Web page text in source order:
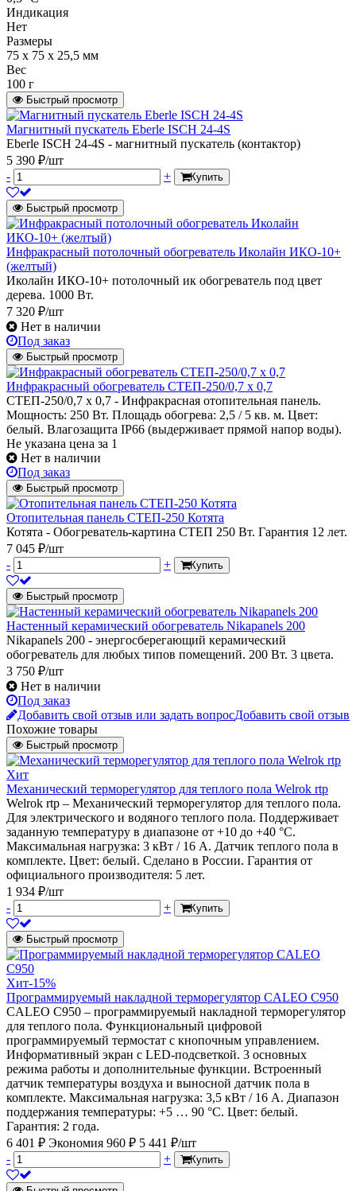
Индикация
Нет
Размеры
75 х 75 х 25,5 мм
Вес
100 г
Быстрый просмотр
Магнитный пускатель Eberle ISCH 24-4S
Eberle ISCH 24-4S - магнитный пускатель (контактор)
5 390 ₽/шт
-
+ Купить
Быстрый просмотр
Инфракрасный потолочный обогреватель Иколайн ИКО-10+
(желтый)
Иколайн ИКО-10+ потолочный ик обогреватель под цвет
дерева. 1000 Вт.
7 320 ₽/шт
Нет в наличии
Под заказ
Быстрый просмотр
Инфракрасный обогреватель СТЕП-250/0,7 x 0,7
СТЕП-250/0,7 x 0,7 - Инфракрасная отопительная панель.
Мощность: 250 Вт. Площадь обогрева: 2,5 / 5 кв. м. Цвет:
белый. Влагозащита IP66 (выдерживает прямой напор воды).
Не указана цена за 1
Нет в наличии
Под заказ
Быстрый просмотр
Отопительная панель СТЕП-250 Котята
Котята - Обогреватель-картина СТЕП 250 Вт. Гарантия 12 лет.
7 045 ₽/шт
-
+ Купить
Быстрый просмотр
Настенный керамический обогреватель Nikapanels 200
Nikapanels 200 - энергосберегающий керамический
обогреватель для любых типов помещений. 200 Вт. 3 цвета.
3 750 ₽/шт
Нет в наличии
Под заказ
Добавить свой отзыв или задать вопросДобавить свой отзыв
Похожие товары
Быстрый просмотр
Хит
Механический терморегулятор для теплого пола Welrok rtp
Welrok rtp – Механический терморегулятор для теплого пола.
Для электрического и водяного теплого пола. Поддерживает
заданную температуру в диапазоне от +10 до +40 °С.
Максимальная нагрузка: 3 кВт / 16 А. Датчик теплого пола в
комплекте. Цвет: белый. Сделано в России. Гарантия от
официального производителя: 5 лет.
1 934 ₽/шт
-
+ Купить
Быстрый просмотр
Хит-15%
Программируемый накладной терморегулятор CALEO C950
CALEO С950 – программируемый накладной терморегулятор
для теплого пола. Функциональный цифровой
программируемый термостат с кнопочным управлением.
Информативный экран с LED-подсветкой. 3 основных
режима работы и дополнительные функции. Встроенный
датчик температуры воздуха и выносной датчик пола в
комплекте. Максимальная нагрузка: 3,5 кВт / 16 А. Диапазон
поддержания температуры: +5 … 90 °С. Цвет: белый.
Гарантия: 2 года.
6 401 ₽ Экономия 960 ₽ 5 441 ₽/шт
-
+ Купить